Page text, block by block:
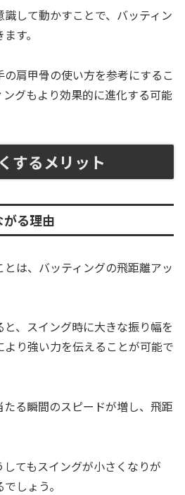
して動かすことで、バッティン
す。
肩甲骨の使い方を参考にするこ
グもより効果的に進化する可能
するメリット
る理由
は、バッティングの飛距離アッ
、スイング時に大きな振り幅を
り強い力を伝えることが可能で
る瞬間のスピードが増し、飛距
てもスイングが小さくなりが
しょう。